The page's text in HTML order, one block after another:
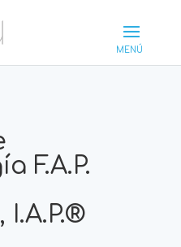
F.A.P.